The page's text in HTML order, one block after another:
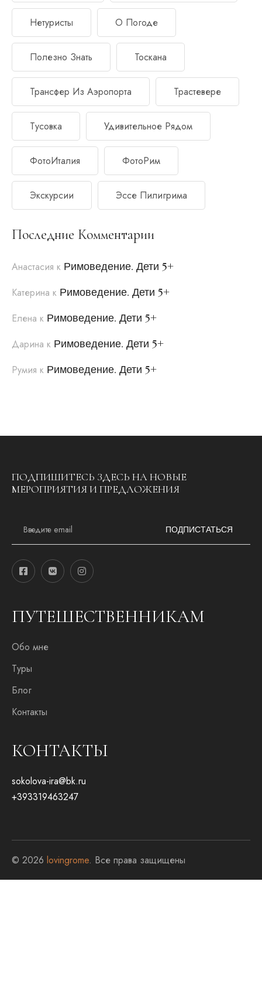
Нетуристы О Погоде
Полезно Знать Тоскана
Трансфер Из Аэропорта Трастевере
Тусовка Удивительное Рядом
ФотоИталия ФотоРим
Экскурсии Эссе Пилигрима
Последние Комментарии
Анастасия к Римоведение. Дети 5+
Катерина к Римоведение. Дети 5+
Елена к Римоведение. Дети 5+
Дарина к Римоведение. Дети 5+
Румия к Римоведение. Дети 5+
ПОДПИШИТЕСЬ ЗДЕСЬ НА НОВЫЕ
МЕРОПРИЯТИЯ И ПРЕДЛОЖЕНИЯ
a
l
*
ПОДПИСТАТЬСЯ
ПУТЕШЕСТВЕННИКАМ
Обо мне
Туры
Блог
Контакты
КОНТАКТЫ
sokolova-ira@bk.ru
+393319463247
© 2026 lovingrome. Все права защищены